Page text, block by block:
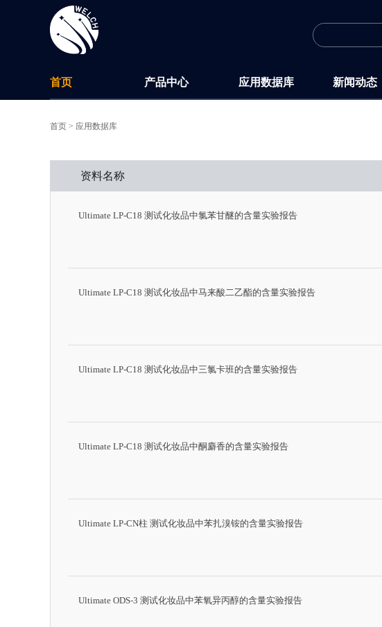
首页 产品中心 应用数据库 新闻动态
首页 > 应用数据库
资料名称
Ultimate LP-C18 测试化妆品中氯苯甘醚的含量实验报告
Ultimate LP-C18 测试化妆品中马来酸二乙酯的含量实验报告
Ultimate LP-C18 测试化妆品中三氯卡班的含量实验报告
Ultimate LP-C18 测试化妆品中酮麝香的含量实验报告
Ultimate LP-CN柱 测试化妆品中苯扎溴铵的含量实验报告
Ultimate ODS-3 测试化妆品中苯氧异丙醇的含量实验报告